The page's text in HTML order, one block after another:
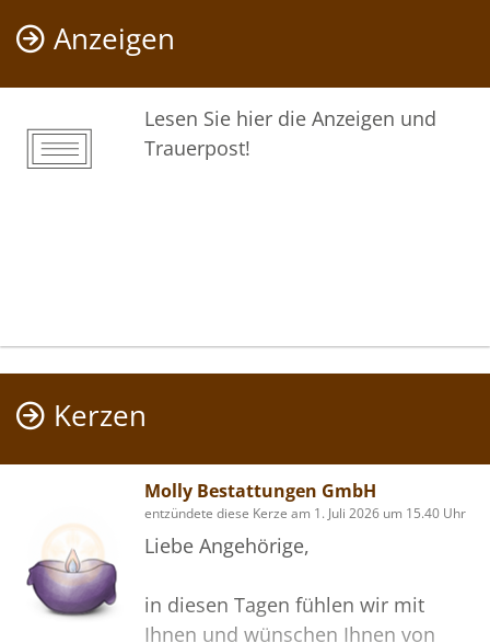
Anzeigen
Lesen Sie hier die Anzeigen und
Trauerpost!
Kerzen
Molly Bestattungen GmbH
entzündete diese Kerze am 1. Juli 2026 um 15.40 Uhr
Liebe Angehörige,
in diesen Tagen fühlen wir mit
Ihnen und wünschen Ihnen von